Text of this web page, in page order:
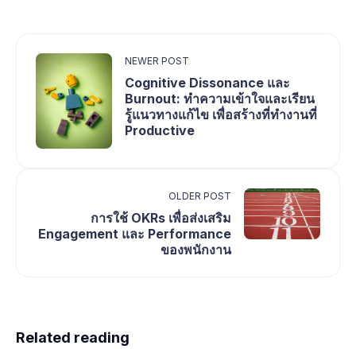
NEWER POST
Cognitive Dissonance และ
Burnout: ทำความเข้าใจและเรียน
รู้แนวทางแก้ไข เพื่อสร้างที่ทำงานที่
Productive
OLDER POST
การใช้ OKRs เพื่อส่งเสริม
Engagement และ Performance
ของพนักงาน
Related reading